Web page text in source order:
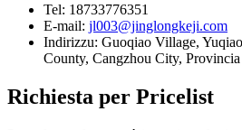
Tel: 18733776351
E-mail: jl003@jinglongkeji.com
Indirizzu: Guoqiao Village,
County, Cangzhou City,
Richiesta per Pricelist